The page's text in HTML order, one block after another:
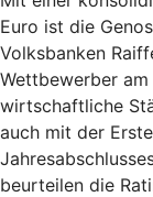
Euro ist die
Volksbanken
Wettbewerber
wirtschaftliche
auch mit der
beurteilen die